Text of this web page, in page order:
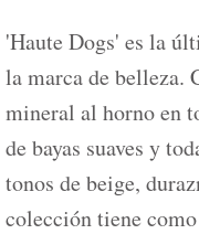
'Haute Dogs' es la
la marca de belleza.
mineral al horno en
de bayas suaves y
tonos de beige,
colección tiene